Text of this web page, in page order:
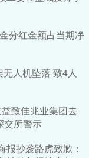
分红金额占当期净
人机坠落 致4人
致佳兆业集团去
交所警示
抄袭路虎致歉：